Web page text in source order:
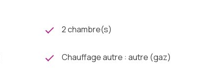
2 chambre(s)
Chauffage autre : autre (gaz)